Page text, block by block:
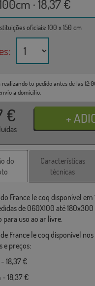
· 18,37 €
oficiais: 100 x 150 cm
realizando tu pedido antes de las
a domicilio.
€
do
Características
técnicas
France le coq disponível
de 060X100 até
para uso ao ar livre.
France le coq disponível
e preços:
18,37 €
18,37 €